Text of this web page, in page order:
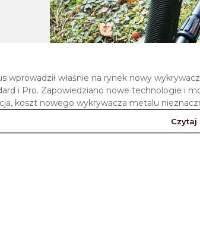
wprowadził właśnie na rynek nowy
i Pro. Zapowiedziano nowe technologie i
koszt nowego wykrywacza metalu
Czytaj